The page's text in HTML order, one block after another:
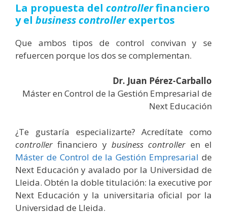
La propuesta del controllerfinanciero
y el business controllerexpertos
Que ambos tipos de control convivan y se
refuercen porque los dos se complementan.
Dr. Juan Pérez-Carballo
Máster en Control de la Gestión Empresarial de
Next Educación
¿Te gustaría especializarte? Acredítate como
controller financiero y business controller en el
Máster de Control de la Gestión Empresarial de
Next Educación y avalado por la Universidad de
Lleida. Obtén la doble titulación: la executive por
Next Educación y la universitaria oficial por la
Universidad de Lleida.